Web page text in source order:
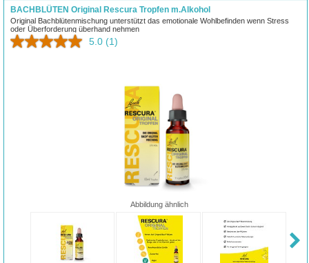
BACHBLÜTEN Original Rescura Tropfen m.Alkohol
Original Bachblütenmischung unterstützt das emotionale Wohlbefinden wenn Stress
oder Überforderung überhand nehmen
5.0 (1)
Abbildung ähnlich